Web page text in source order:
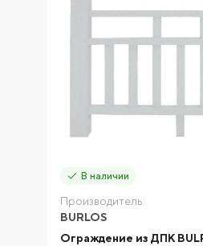
В наличии
Производитель:
BURLOS
Ограждение из ДПК